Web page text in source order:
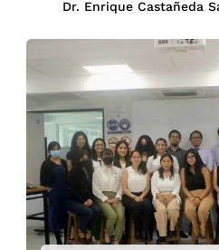
Dr. Enrique Castañeda
Universitario de